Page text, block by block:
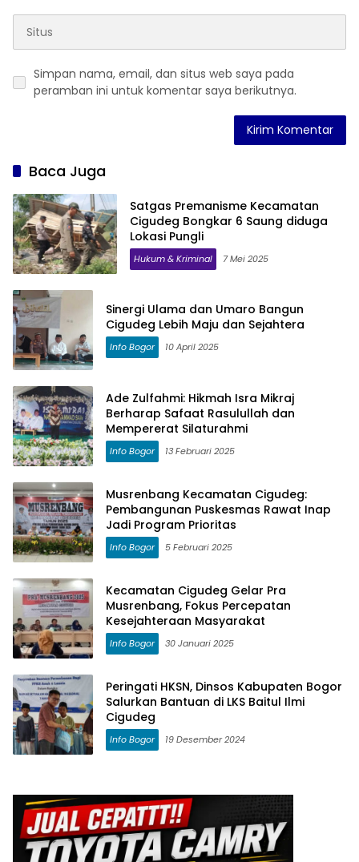
Simpan nama, email, dan situs web saya pada
peramban ini untuk komentar saya berikutnya.
Baca Juga
Satgas Premanisme Kecamatan
Cigudeg Bongkar 6 Saung diduga
Lokasi Pungli
Hukum & Kriminal 7 Mei 2025
Sinergi Ulama dan Umaro Bangun
Cigudeg Lebih Maju dan Sejahtera
Info Bogor 10 April 2025
Ade Zulfahmi: Hikmah Isra Mikraj
Berharap Safaat Rasulullah dan
Mempererat Silaturahmi
Info Bogor 13 Februari 2025
Musrenbang Kecamatan Cigudeg:
Pembangunan Puskesmas Rawat Inap
Jadi Program Prioritas
Info Bogor 5 Februari 2025
Kecamatan Cigudeg Gelar Pra
Musrenbang, Fokus Percepatan
Kesejahteraan Masyarakat
Info Bogor 30 Januari 2025
Peringati HKSN, Dinsos Kabupaten Bogor
Salurkan Bantuan di LKS Baitul Ilmi
Cigudeg
Info Bogor 19 Desember 2024